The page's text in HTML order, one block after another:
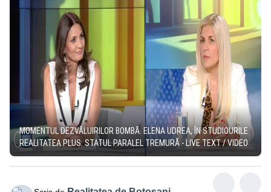
MOMENTUL DEZVĂLUIRILOR BOMBĂ. ELENA UDREA, ÎN STUDIOURILE
REALITATEA PLUS. STATUL PARALEL TREMURĂ - LIVE TEXT / VIDEO